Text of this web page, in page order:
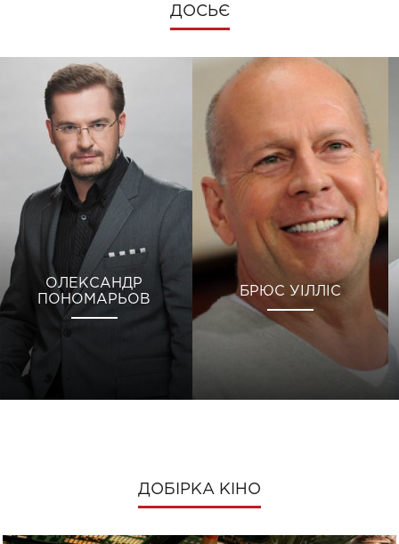
ДОСЬЄ
ОЛЕКСАНДР
ПОНОМАРЬОВ
БРЮС УІЛЛІС
ДОБІРКА КІНО